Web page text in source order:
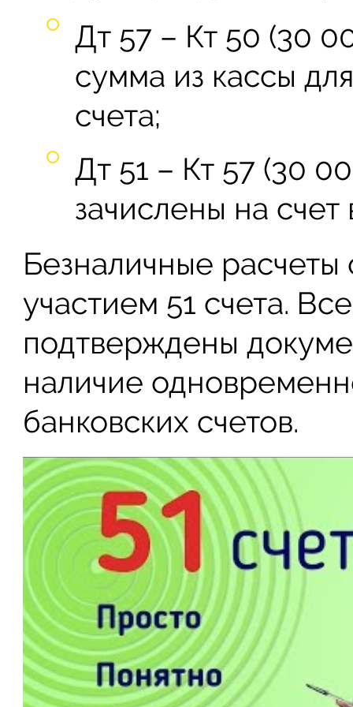
Дт 57 – Кт 50 (30
сумма из кассы
счета;
Дт 51 – Кт 57 (30
зачислены на счет
Безналичные расчеты
участием 51 счета.
подтверждены
наличие
банковских счетов.